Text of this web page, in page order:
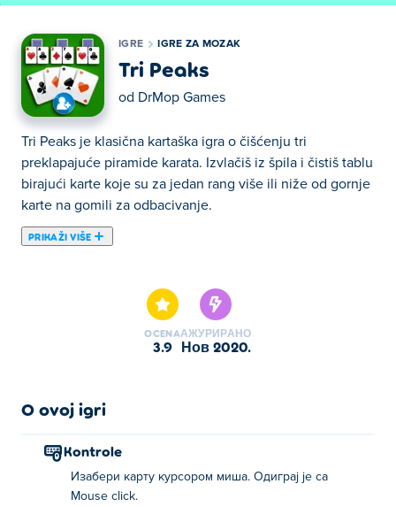
IGRE IGRE ZA MOZAK
Tri Peaks
od DrMop Games
Tri Peaks je klasična kartaška igra o čišćenju tri
preklapajuće piramide karata. Izvlačiš iz špila i čistiš tablu
birajući karte koje su za jedan rang više ili niže od gornje
karte na gomili za odbacivanje.
PRIKAŽI VIŠE
OCENA
3.9
АЖУРИРАНО
нов 2020.
O ovoj igri
Kontrole
Изабери карту курсором миша. Одиграј је са
Mouse click.